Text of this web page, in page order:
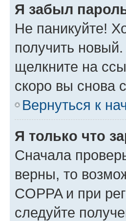
Я забыл
Не паникуйте!
получить
щелкните на
скоро вы снова
Вернуться к
Я только что
Сначала
верны, то
COPPA и при
следуйте